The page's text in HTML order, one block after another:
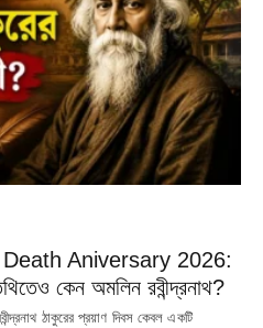
Aniversary 2026:
কেন অমলিন রবীন্দ্রনাথ?
ঠাকুরের প্রয়াণ দিবস কেবল একটি